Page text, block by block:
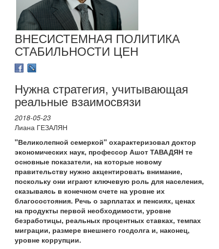
ВНЕСИСТЕМНАЯ ПОЛИТИКА
СТАБИЛЬНОСТИ ЦЕН
Нужна стратегия, учитывающая
реальные взаимосвязи
2018-05-23
Лиана ГЕЗАЛЯН
"Великолепной семеркой" охарактеризовал доктор
экономических наук, профессор Ашот ТАВАДЯН те
основные показатели, на которые новому
правительству нужно акцентировать внимание,
поскольку они играют ключевую роль для населения,
сказываясь в конечном счете на уровне их
благосостояния. Речь о зарплатах и пенсиях, ценах
на продукты первой необходимости, уровне
безработицы, реальных процентных ставках, темпах
миграции, размере внешнего госдолга и, наконец,
уровне коррупции.